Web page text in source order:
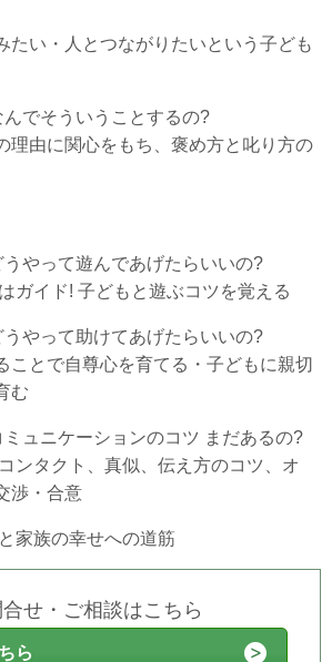
とつながりたいという子ども
でそういうことするの?
心をもち、褒め方と叱り方の
やって遊んであげたらいいの?
! 子どもと遊ぶコツを覚える
やって助けてあげたらいいの?
自尊心を育てる・子どもに親切
む
ュニケーションのコツ まだあるの?
ト、真似、伝え方のコツ、オ
渉・合意
家族の幸せへの道筋
せ・ご相談はこちら
ら